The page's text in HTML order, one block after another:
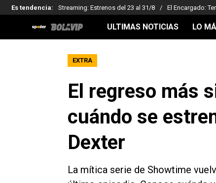
Es tendencia: Streaming: Estrenos del 23 al 31/8 El Encargado:
ULTIMAS NOTICIAS LO
EXTRA
El regreso más
cuándo se
Dexter
La mítica serie de Showtime